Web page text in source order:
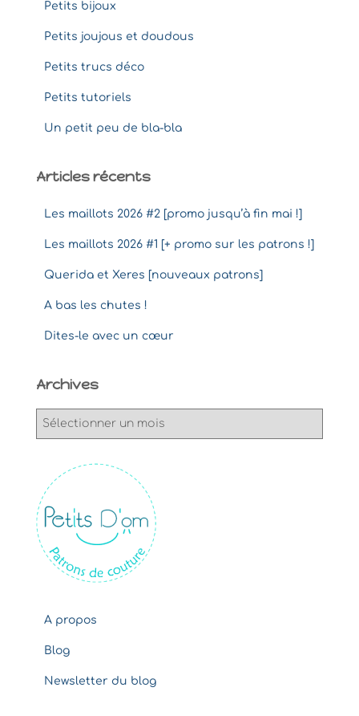
Petits bijoux
Petits joujous et doudous
Petits trucs déco
Petits tutoriels
Un petit peu de bla-bla
Articles récents
Les maillots 2026 #2 [promo jusqu’à fin mai !]
Les maillots 2026 #1 [+ promo sur les patrons !]
Querida et Xeres [nouveaux patrons]
A bas les chutes !
Dites-le avec un cœur
Archives
v
e
s
A propos
Blog
Newsletter du blog